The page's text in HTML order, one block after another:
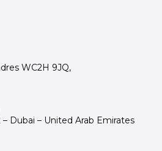
WC2H 9JQ,
Dubai – United Arab Emirates